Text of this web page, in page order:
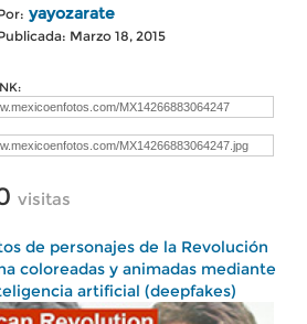
yayozarate
Marzo 18, 2015
visitas
de personajes de la Revolución
coloreadas y animadas mediante
artificial (deepfakes)